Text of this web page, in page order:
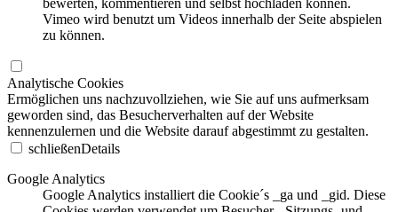
bewerten, kommentieren und selbst hochladen können.
Vimeo wird benutzt um Videos innerhalb der Seite abspielen
zu können.
Analytische Cookies
Ermöglichen uns nachzuvollziehen, wie Sie auf uns aufmerksam
geworden sind, das Besucherverhalten auf der Website
kennenzulernen und die Website darauf abgestimmt zu gestalten.
schließenDetails
Google Analytics
Google Analytics installiert die Cookie´s _ga und _gid. Diese